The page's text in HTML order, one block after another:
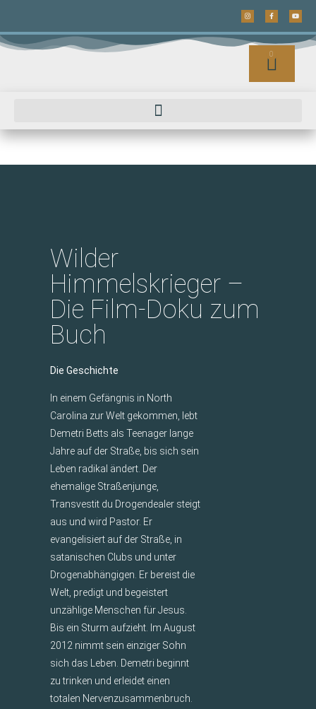
0
Wilder
Himmelskrieger –
Die Film-Doku zum
Buch
Die Geschichte
In einem Gefängnis in North
Carolina zur Welt gekommen, lebt
Demetri Betts als Teenager lange
Jahre auf der Straße, bis sich sein
Leben radikal ändert. Der
ehemalige Straßenjunge,
Transvestit du Drogendealer steigt
aus und wird Pastor. Er
evangelisiert auf der Straße, in
satanischen Clubs und unter
Drogenabhängigen. Er bereist die
Welt, predigt und begeistert
unzählige Menschen für Jesus.
Bis ein Sturm aufzieht. Im August
2012 nimmt sein einziger Sohn
sich das Leben. Demetri beginnt
zu trinken und erleidet einen
totalen Nervenzusammenbruch.